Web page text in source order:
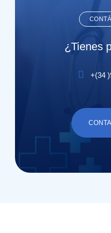
¿Tienes
+(34 )